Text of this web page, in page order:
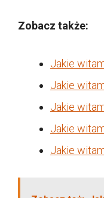
Zobacz także:
Jakie
Jakie
Jakie
Jakie
Jakie